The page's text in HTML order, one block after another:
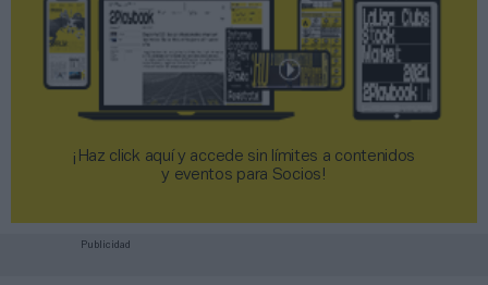
¡Haz click aquí y accede sin límites a contenidos
y eventos para Socios!​​​​​​​
Publicidad